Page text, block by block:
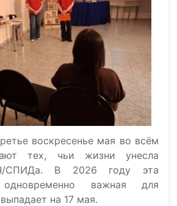
воскресенье мая во всём
тех, чьи жизни унесла
СПИДа. В 2026 году эта
важная для
на 17 мая.